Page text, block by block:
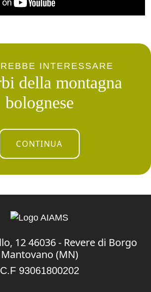
INTERESSARE
della montagna
bolognese
CONTINUA
12 46036 - Revere di Borgo
Mantovano (MN)
C.F 93061800202